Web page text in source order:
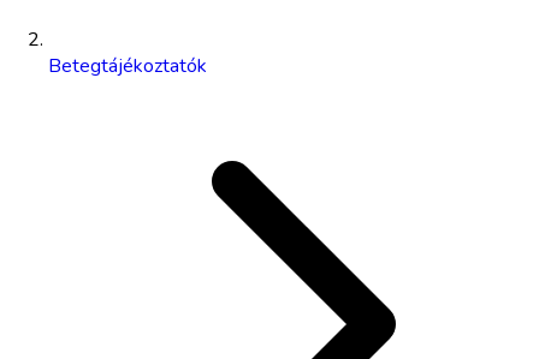
Betegtájékoztatók